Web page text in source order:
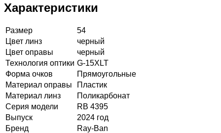
Характеристики
Размер
54
Цвет линз
черный
Цвет оправы
черный
Технология оптики G-15XLT
Форма очков
Прямоугольные
Материал оправы
Пластик
Материал линз
Поликарбонат
Серия модели
RB 4395
Выпуск
2024 год
Бренд
Ray-Ban